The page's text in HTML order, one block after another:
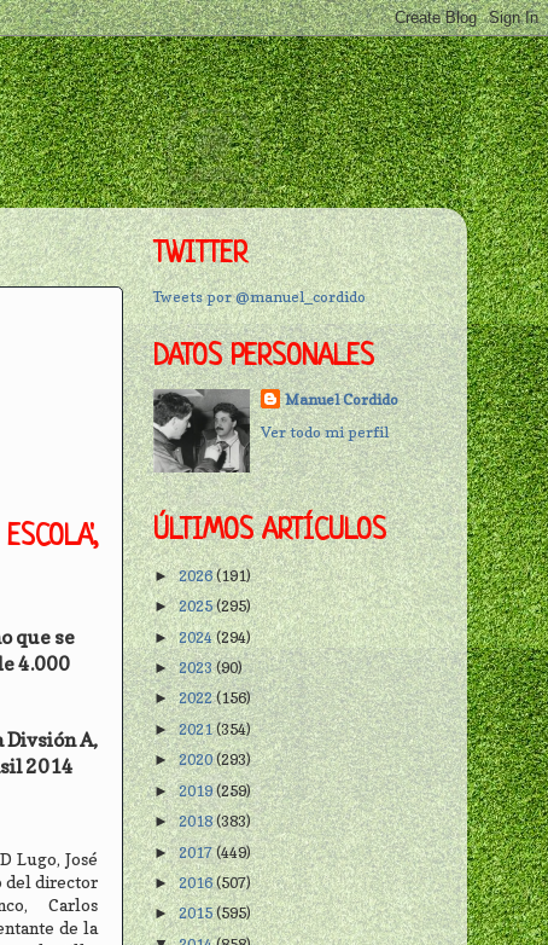
que se
4.000
A,
2014
Lugo, José
del director
Carlos
de la
TWITTER
Tweets por @manuel_cordido
DATOS PERSONALES
Manuel Cordido
Ver todo mi perfil
ÚLTIMOS ARTÍCULOS
►2026(191)
►2025(295)
►2024(294)
►2023(90)
►2022(156)
►2021(354)
►2020(293)
►2019(259)
►2018(383)
►2017(449)
►2016(507)
►2015(595)